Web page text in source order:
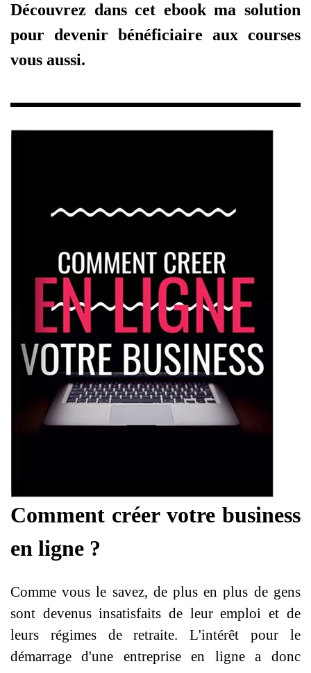
Découvrez dans cet ebook ma solution
pour devenir bénéficiaire aux courses
vous aussi.
Comment créer votre business
en ligne ?
Comme vous le savez, de plus en plus de gens
sont devenus insatisfaits de leur emploi et de
leurs régimes de retraite. L'intérêt pour le
démarrage d'une entreprise en ligne a donc